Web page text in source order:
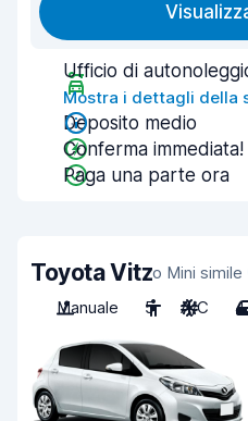
Ufficio di
Mostra i dettagli della
Deposito medio
Conferma immediata!
Paga una parte ora
Toyota Vitzo Mini simile
Manuale
5 A/C 4